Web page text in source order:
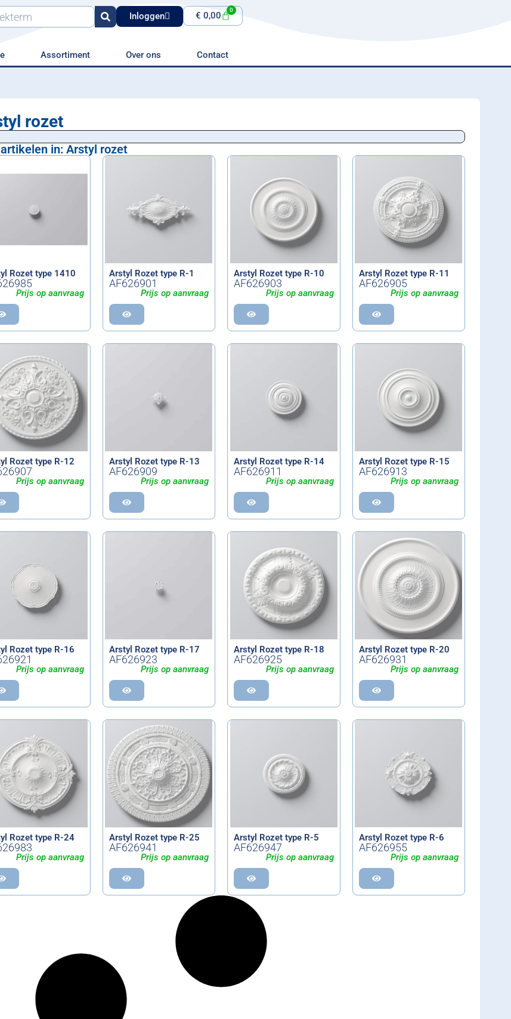
Inloggen € 0,00
0
Assortiment Over ons Contact
rozet
in: Arstyl rozet
Rozet type 1410
Prijs op aanvraag
Arstyl Rozet type R-1
AF626901
Prijs op aanvraag
Arstyl Rozet type R-10
AF626903
Prijs op aanvraag
Arstyl Rozet type R-11
AF626905
Prijs op aanvraag
Rozet type R-12
Prijs op aanvraag
Arstyl Rozet type R-13
AF626909
Prijs op aanvraag
Arstyl Rozet type R-14
AF626911
Prijs op aanvraag
Arstyl Rozet type R-15
AF626913
Prijs op aanvraag
Rozet type R-16
Prijs op aanvraag
Arstyl Rozet type R-17
AF626923
Prijs op aanvraag
Arstyl Rozet type R-18
AF626925
Prijs op aanvraag
Arstyl Rozet type R-20
AF626931
Prijs op aanvraag
Rozet type R-24
Prijs op aanvraag
Arstyl Rozet type R-25
AF626941
Prijs op aanvraag
Arstyl Rozet type R-5
AF626947
Prijs op aanvraag
Arstyl Rozet type R-6
AF626955
Prijs op aanvraag